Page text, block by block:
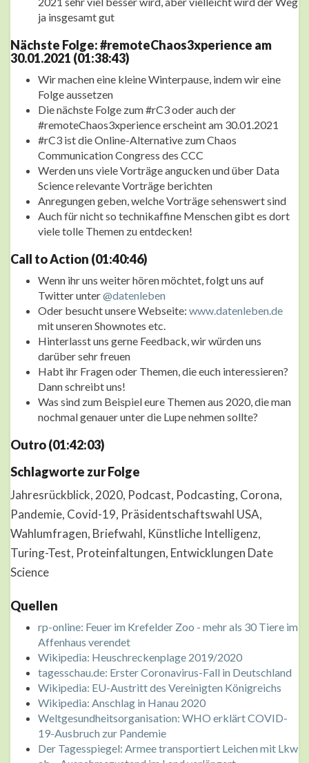
ja insgesamt gut
Nächste Folge: #remoteChaos3xperience am
30.01.2021 (01:38:43)
Wir machen eine kleine Winterpause, indem wir eine
Folge aussetzen
Die nächste Folge zum #rC3 oder auch der
#remoteChaos3xperience erscheint am 30.01.2021
#rC3 ist die Online-Alternative zum Chaos
Communication Congress des CCC
Werden uns viele Vorträge angucken und über Data
Science relevante Vorträge berichten
Anregungen geben, welche Vorträge sehenswert sind
Auch für nicht so technikaffine Menschen gibt es dort
viele tolle Themen zu entdecken!
Call to Action (01:40:46)
Wenn ihr uns weiter hören möchtet, folgt uns auf
Twitter unter@datenleben
Oder besucht unsere Webseite: www.datenleben.de
mit unseren Shownotes etc.
Hinterlasst uns gerne Feedback, wir würden uns
darüber sehr freuen
Habt ihr Fragen oder Themen, die euch interessieren?
Dann schreibt uns!
Was sind zum Beispiel eure Themen aus 2020, die man
nochmal genauer unter die Lupe nehmen sollte?
Outro (01:42:03)
Schlagworte zur Folge
Jahresrückblick, 2020, Podcast, Podcasting, Corona,
Pandemie, Covid-19, Präsidentschaftswahl USA,
Wahlumfragen, Briefwahl, Künstliche Intelligenz,
Turing-Test, Proteinfaltungen, Entwicklungen Date
Science
Quellen
rp-online: Feuer im Krefelder Zoo - mehr als 30 Tiere im
Affenhaus verendet
Wikipedia: Heuschreckenplage 2019/2020
tagesschau.de: Erster Coronavirus-Fall in Deutschland
Wikipedia: EU-Austritt des Vereinigten Königreichs
Wikipedia: Anschlag in Hanau 2020
Weltgesundheitsorganisation: WHO erklärt COVID-
19-Ausbruch zur Pandemie
Der Tagesspiegel: Armee transportiert Leichen mit Lkw